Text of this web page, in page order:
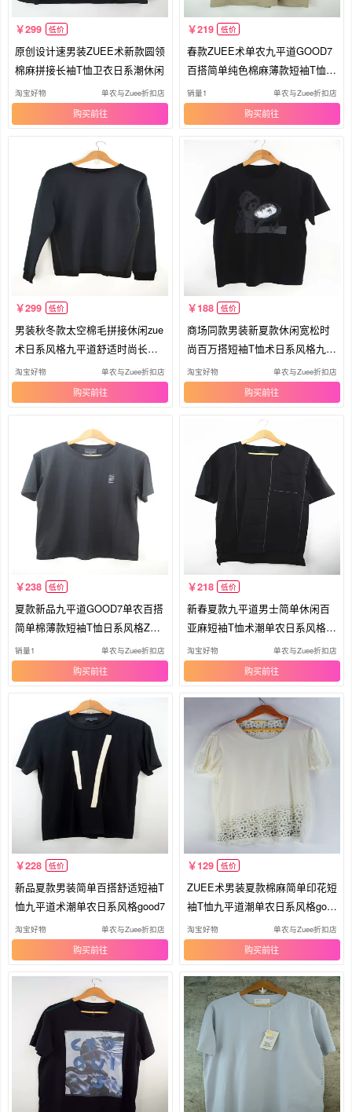
299 低价
原创设计速男装ZUEE术新款圆领
棉麻拼接长袖T恤卫衣日系潮休闲
淘宝好物 单农与Zuee折扣店
购买
219 低价
春款ZUEE术单农九平道GOOD7
百搭简单纯色棉麻薄款短袖T恤日
系风格
销量1 单农与Zuee折扣店
购买
299 低价
男装秋冬款太空棉毛拼接休闲zue
术日系风格九平道舒适时尚长袖T
恤
淘宝好物 单农与Zuee折扣店
购买
188 低价
商场同款男装新夏款休闲宽松时
尚百万搭短袖T恤术日系风格九平
道
淘宝好物 单农与Zuee折扣店
购买
238 低价
夏款新品九平道GOOD7单农百搭
简单棉薄款短袖T恤日系风格ZUE
E术潮
销量1 单农与Zuee折扣店
购买
218 低价
新春夏款九平道男士简单休闲百
亚麻短袖T恤术潮单农日系风格go
od7
淘宝好物 单农与Zuee折扣店
购买
228 低价
新品夏款男装简单百搭舒适短袖T
恤九平道术潮单农日系风格good7
淘宝好物 单农与Zuee折扣店
购买
129 低价
ZUEE术男装夏款棉麻简单印花短
袖T恤九平道潮单农日系风格goo
d7
淘宝好物 单农与Zuee折扣店
购买